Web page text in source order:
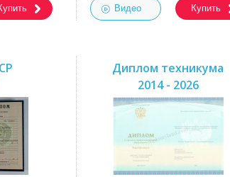
Видео Купить
Диплом техникума
2014 - 2026